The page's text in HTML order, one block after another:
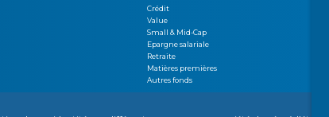
Crédit
Value
Small & Mid-Cap
Epargne salariale
Retraite
Matières premières
Autres fonds